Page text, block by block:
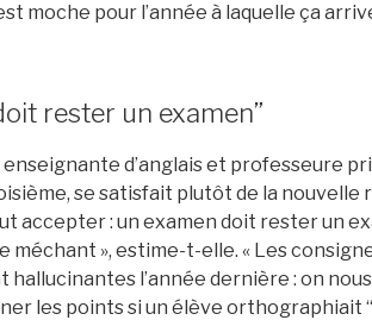
moche pour l’année à laquelle ça
rester un examen”
d’anglais et professeure
se satisfait plutôt de la nouvelle
accepter : un examen doit rester un
méchant », estime-t-elle. « Les
l’année dernière : on nous
les points si un élève orthographiait